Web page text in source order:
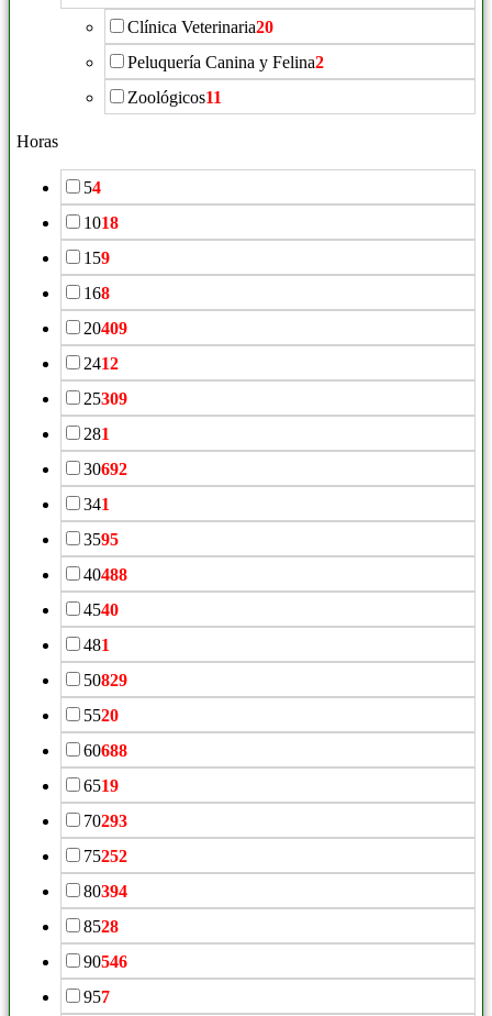
Clínica Veterinaria20
Peluquería Canina y Felina2
Zoológicos11
Horas
54
1018
159
168
20409
2412
25309
281
30692
341
3595
40488
4540
481
50829
5520
60688
6519
70293
75252
80394
8528
90546
957